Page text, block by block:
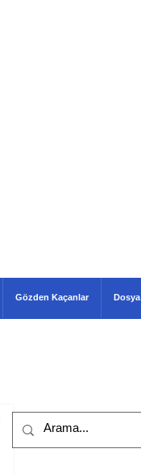
Gözden Kaçanlar Dosya